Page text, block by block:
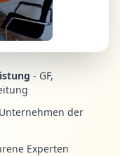
- GF,
der
Experten